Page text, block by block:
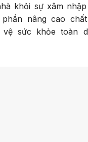
khỏi sự xâm
nâng cao
sức khỏe toàn